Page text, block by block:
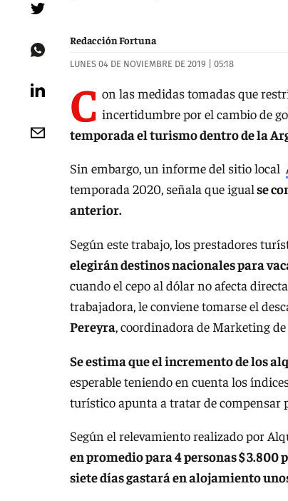
Redacción Fortuna
LUNES 04 DE NOVIEMBRE DE 2019 | 05:18
C on las medidas tomadas que
incertidumbre por el cambio de
temporada el turismo dentro de la
Sin embargo, un informe del sitio local
temporada 2020, señala que igualse
anterior.
Según este trabajo, los prestadores
elegirán destinos nacionales para
cuando el cepo al dólar no afecta
trabajadora, le conviene tomarse el
Pereyra, coordinadora de Marketing
Se estima que el incremento de los
esperable teniendo en cuenta los
turístico apunta a tratar de compensar
Según el relevamiento realizado por
en promedio para 4 personas $ 3.800
siete días gastará en alojamiento